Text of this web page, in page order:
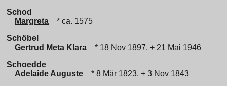
Schod
Margreta
* ca. 1575
Schöbel
Gertrud Meta Klara
* 18 Nov 1897, + 21 Mai 1946
Schoedde
Adelaide Auguste
* 8 Mär 1823, + 3 Nov 1843